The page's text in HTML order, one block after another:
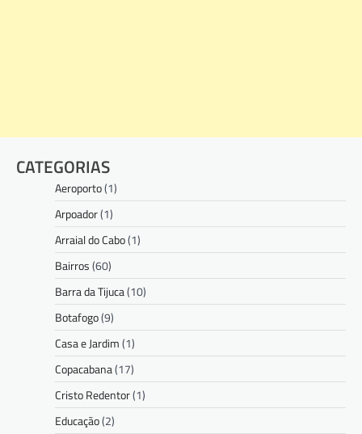
CATEGORIAS
Aeroporto(1)
Arpoador(1)
Arraial do Cabo(1)
Bairros(60)
Barra da Tijuca(10)
Botafogo(9)
Casa e Jardim(1)
Copacabana(17)
Cristo Redentor(1)
Educação(2)